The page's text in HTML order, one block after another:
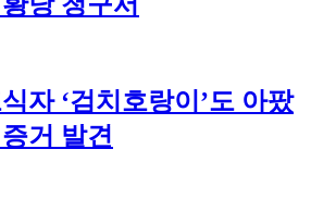
자 ‘검치호랑이’도 아팠
거 발견